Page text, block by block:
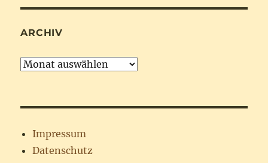
ARCHIV
Archiv
Impressum
Datenschutz